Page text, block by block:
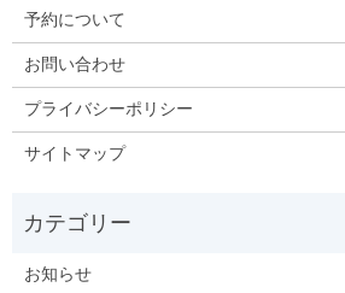
予約について
お問い合わせ
プライバシーポリシー
サイトマップ
お知らせ